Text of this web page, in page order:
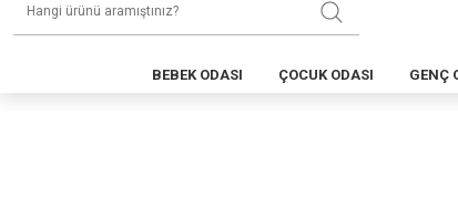
BEBEK ODASI ÇOCUK ODASI GENÇ